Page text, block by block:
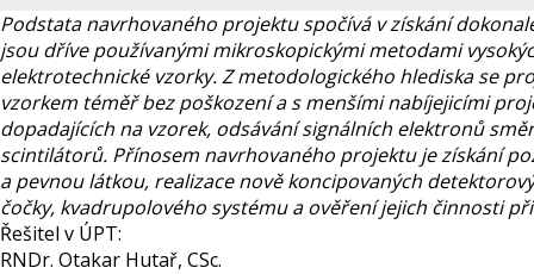
Podstata navrhovaného projektu spočívá v získání
jsou dříve používanými mikroskopickými metodami
elektrotechnické vzorky. Z metodologického hlediska se
vzorkem téměř bez poškození a s menšími nabíjejicími
dopadajících na vzorek, odsávání signálních elektronů
scintilátorů. Přínosem navrhovaného projektu je získání
a pevnou látkou, realizace nově koncipovaných
čočky, kvadrupolového systému a ověření jejich činnosti
Řešitel v ÚPT:
RNDr. Otakar Hutař, CSc.